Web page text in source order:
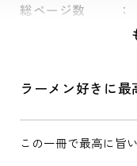
総ページ数
ラーメン好きに最
この一冊で最高に旨